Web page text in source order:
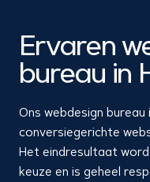
Ervaren
bureau in
Ons webdesign
conversiegerichte
Het eindresultaat
keuze en is geheel